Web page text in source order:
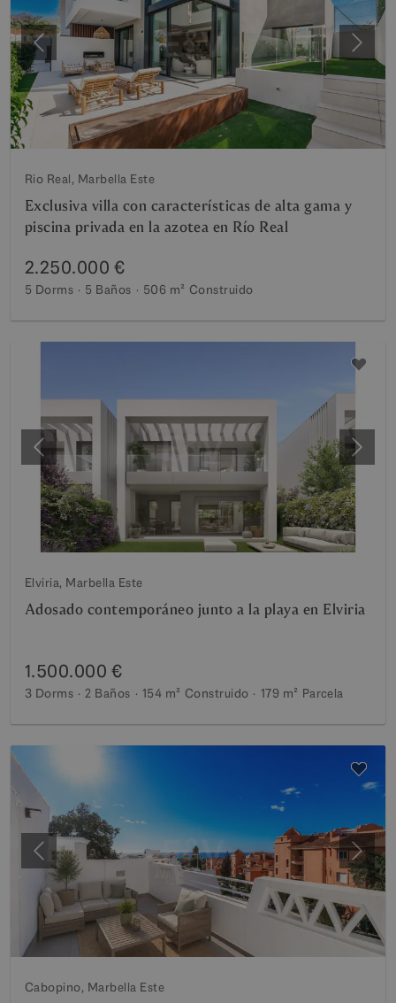
Anterior
Rio Real, Marbella Este
Exclusiva villa con características de alta gama y
piscina privada en la azotea en Río Real
2.250.000 €
5 Dorms 5 Baños 506 m² Construido
Anterior
Elviria, Marbella Este
Adosado contemporáneo junto a la playa en Elviria
1.500.000 €
3 Dorms 2 Baños 154 m² Construido 179 m² Parcela
Anterior
Cabopino, Marbella Este